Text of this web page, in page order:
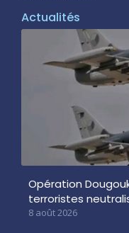
Actualités
Opération
terroristes
8 août 2026